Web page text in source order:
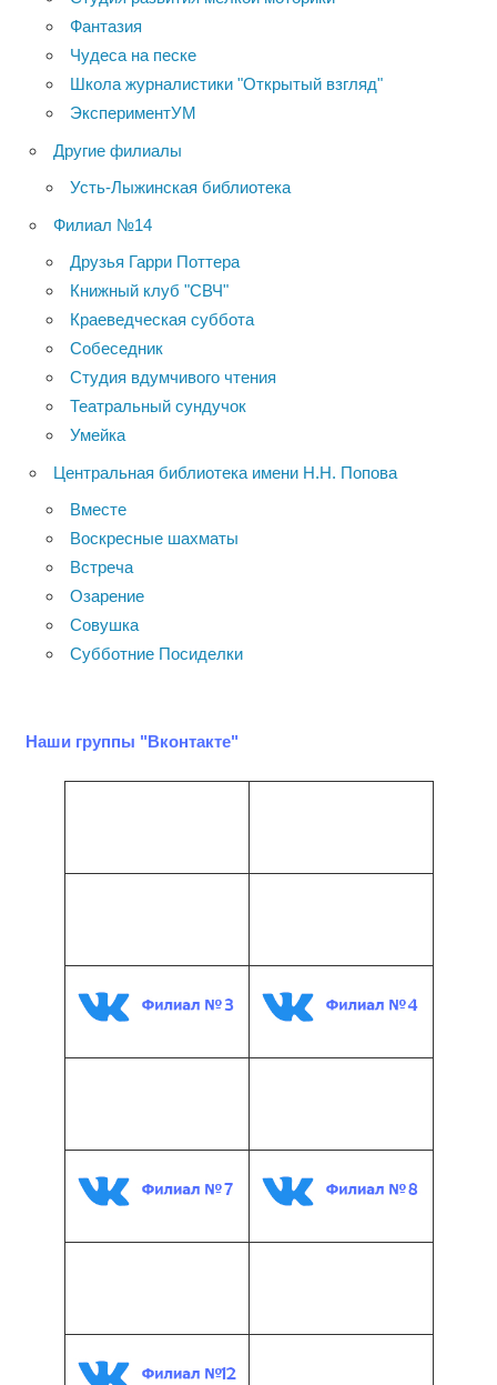
Фантазия
Чудеса на песке
Школа журналистики "Открытый взгляд"
ЭкспериментУМ
Другие филиалы
Усть-Лыжинская библиотека
Филиал №14
Друзья Гарри Поттера
Книжный клуб "СВЧ"
Краеведческая суббота
Собеседник
Студия вдумчивого чтения
Театральный сундучок
Умейка
Центральная библиотека имени Н.Н. Попова
Вместе
Воскресные шахматы
Встреча
Озарение
Совушка
Субботние Посиделки
Наши группы "Вконтакте"